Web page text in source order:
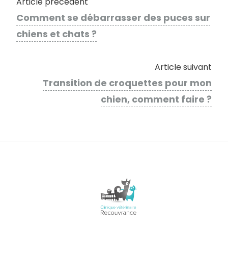
Comment se débarrasser des puces sur
chiens et chats ?
Article suivant
Transition de croquettes pour mon
chien, comment faire ?